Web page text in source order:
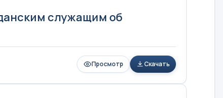
служащим об
Просмотр Скачать